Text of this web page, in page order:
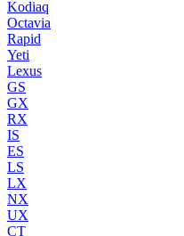
Kodiaq
Octavia
Rapid
Yeti
Lexus
GS
GX
RX
IS
ES
LS
LX
NX
UX
CT